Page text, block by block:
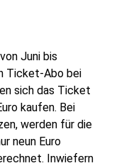
Juni bis
Ticket-Abo bei
sich das Ticket
kaufen. Bei
werden für die
neun Euro
Inwiefern